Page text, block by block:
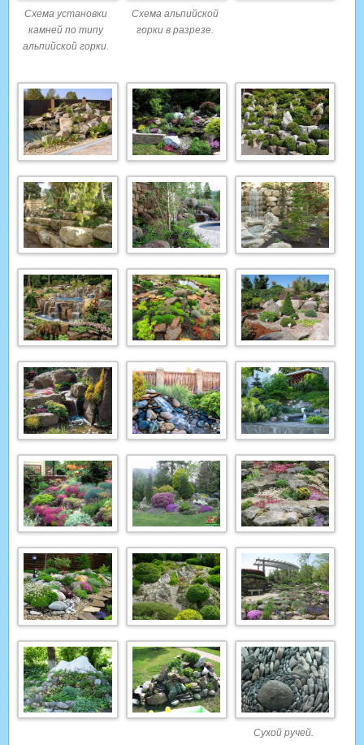
Схема установки
камней по типу
альпийской горки.
Схема альпийской
горки в разрезе.
Сухой ручей.